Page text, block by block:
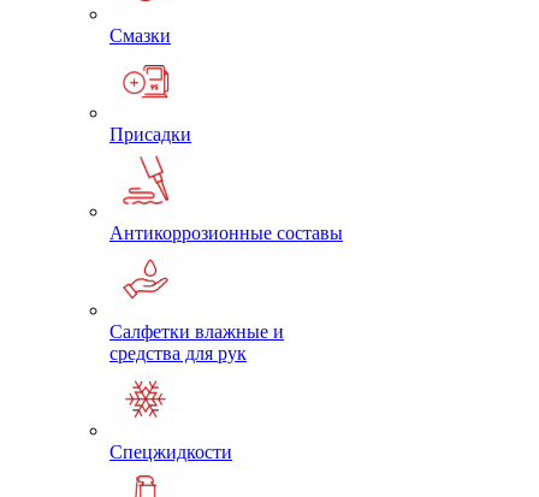
Смазки
Присадки
Антикоррозионные составы
Салфетки влажные и
средства для рук
Спецжидкости